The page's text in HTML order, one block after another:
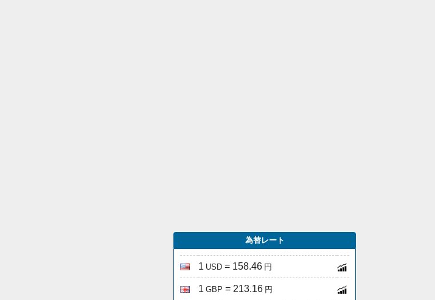
為替レート
1 USD = 158.46 円
1 GBP = 213.16 円